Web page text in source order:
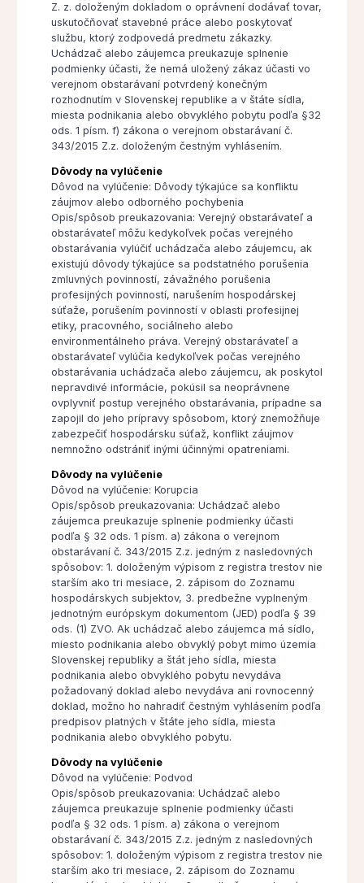
Z. z. doloženým dokladom o oprávnení dodávať tovar,
uskutočňovať stavebné práce alebo poskytovať
službu, ktorý zodpovedá predmetu zákazky.
Uchádzač alebo záujemca preukazuje splnenie
podmienky účasti, že nemá uložený zákaz účasti vo
verejnom obstarávaní potvrdený konečným
rozhodnutím v Slovenskej republike a v štáte sídla,
miesta podnikania alebo obvyklého pobytu podľa §32
ods. 1 písm. f) zákona o verejnom obstarávaní č.
343/2015 Z.z. doloženým čestným vyhlásením.
Dôvody na vylúčenie
Dôvod na vylúčenie: Dôvody týkajúce sa konfliktu
záujmov alebo odborného pochybenia
Opis/spôsob preukazovania: Verejný obstarávateľ a
obstarávateľ môžu kedykoľvek počas verejného
obstarávania vylúčiť uchádzača alebo záujemcu, ak
existujú dôvody týkajúce sa podstatného porušenia
zmluvných povinností, závažného porušenia
profesijných povinností, narušením hospodárskej
súťaže, porušením povinností v oblasti profesijnej
etiky, pracovného, sociálneho alebo
environmentálneho práva. Verejný obstarávateľ a
obstarávateľ vylúčia kedykoľvek počas verejného
obstarávania uchádzača alebo záujemcu, ak poskytol
nepravdivé informácie, pokúsil sa neoprávnene
ovplyvniť postup verejného obstarávania, prípadne sa
zapojil do jeho prípravy spôsobom, ktorý znemožňuje
zabezpečiť hospodársku súťaž, konflikt záujmov
nemnožno odstrániť inými účinnými opatreniami.
Dôvody na vylúčenie
Dôvod na vylúčenie: Korupcia
Opis/spôsob preukazovania: Uchádzač alebo
záujemca preukazuje splnenie podmienky účasti
podľa § 32 ods. 1 písm. a) zákona o verejnom
obstarávaní č. 343/2015 Z.z. jedným z nasledovných
spôsobov: 1. doloženým výpisom z registra trestov nie
starším ako tri mesiace, 2. zápisom do Zoznamu
hospodárskych subjektov, 3. predbežne vyplneným
jednotným európskym dokumentom (JED) podľa § 39
ods. (1) ZVO. Ak uchádzač alebo záujemca má sídlo,
miesto podnikania alebo obvyklý pobyt mimo územia
Slovenskej republiky a štát jeho sídla, miesta
podnikania alebo obvyklého pobytu nevydáva
požadovaný doklad alebo nevydáva ani rovnocenný
doklad, možno ho nahradiť čestným vyhlásením podľa
predpisov platných v štáte jeho sídla, miesta
podnikania alebo obvyklého pobytu.
Dôvody na vylúčenie
Dôvod na vylúčenie: Podvod
Opis/spôsob preukazovania: Uchádzač alebo
záujemca preukazuje splnenie podmienky účasti
podľa § 32 ods. 1 písm. a) zákona o verejnom
obstarávaní č. 343/2015 Z.z. jedným z nasledovných
spôsobov: 1. doloženým výpisom z registra trestov nie
starším ako tri mesiace, 2. zápisom do Zoznamu